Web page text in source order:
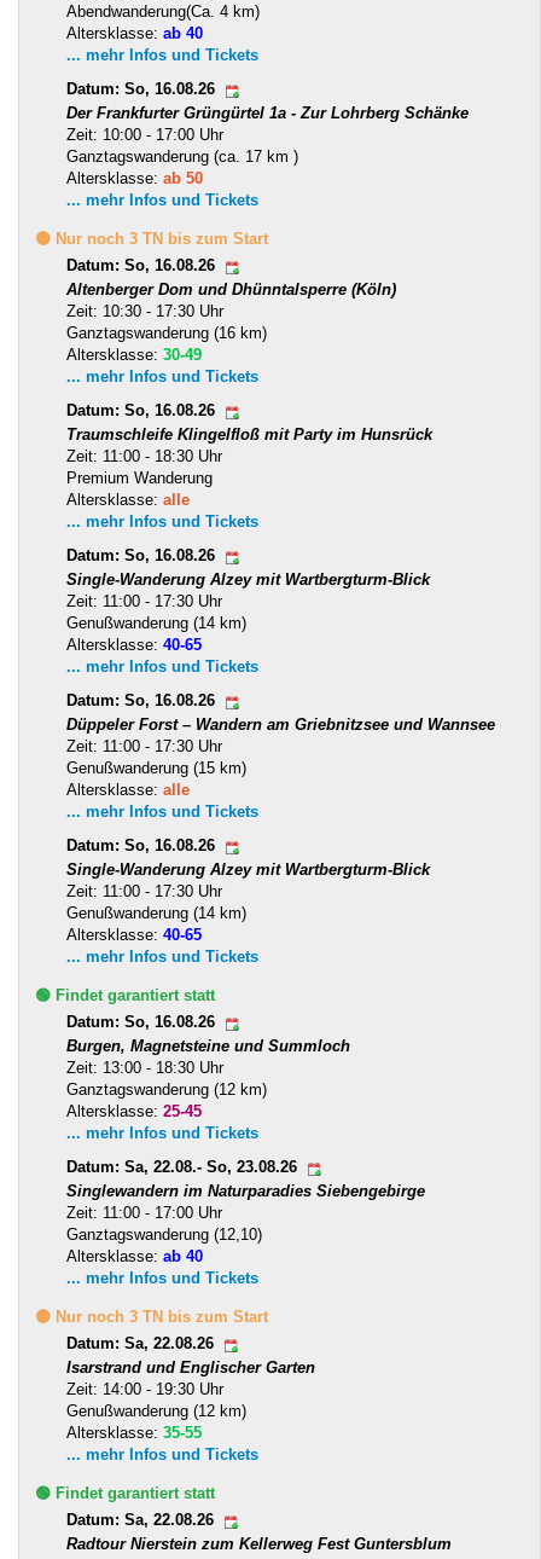
Abendwanderung(Ca. 4 km)
Altersklasse: ab 40
... mehr Infos und Tickets
Datum: So, 16.08.26
Der Frankfurter Grüngürtel 1a - Zur Lohrberg Schänke
Zeit: 10:00 - 17:00 Uhr
Ganztagswanderung (ca. 17 km )
Altersklasse: ab 50
... mehr Infos und Tickets
🟡 Nur noch 3 TN bis zum Start
Datum: So, 16.08.26
Altenberger Dom und Dhünntalsperre (Köln)
Zeit: 10:30 - 17:30 Uhr
Ganztagswanderung (16 km)
Altersklasse: 30-49
... mehr Infos und Tickets
Datum: So, 16.08.26
Traumschleife Klingelfloß mit Party im Hunsrück
Zeit: 11:00 - 18:30 Uhr
Premium Wanderung
Altersklasse: alle
... mehr Infos und Tickets
Datum: So, 16.08.26
Single-Wanderung Alzey mit Wartbergturm-Blick
Zeit: 11:00 - 17:30 Uhr
Genußwanderung (14 km)
Altersklasse: 40-65
... mehr Infos und Tickets
Datum: So, 16.08.26
Düppeler Forst – Wandern am Griebnitzsee und Wannsee
Zeit: 11:00 - 17:30 Uhr
Genußwanderung (15 km)
Altersklasse: alle
... mehr Infos und Tickets
Datum: So, 16.08.26
Single-Wanderung Alzey mit Wartbergturm-Blick
Zeit: 11:00 - 17:30 Uhr
Genußwanderung (14 km)
Altersklasse: 40-65
... mehr Infos und Tickets
🟢 Findet garantiert statt
Datum: So, 16.08.26
Burgen, Magnetsteine und Summloch
Zeit: 13:00 - 18:30 Uhr
Ganztagswanderung (12 km)
Altersklasse: 25-45
... mehr Infos und Tickets
Datum: Sa, 22.08.- So, 23.08.26
Singlewandern im Naturparadies Siebengebirge
Zeit: 11:00 - 17:00 Uhr
Ganztagswanderung (12,10)
Altersklasse: ab 40
... mehr Infos und Tickets
🟡 Nur noch 3 TN bis zum Start
Datum: Sa, 22.08.26
Isarstrand und Englischer Garten
Zeit: 14:00 - 19:30 Uhr
Genußwanderung (12 km)
Altersklasse: 35-55
... mehr Infos und Tickets
🟢 Findet garantiert statt
Datum: Sa, 22.08.26
Radtour Nierstein zum Kellerweg Fest Guntersblum